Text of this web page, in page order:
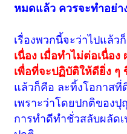
หมดแล้ว ควรจะทำอย่า
เรื่องพวกนี้จะว่าไปแล้วก็
เนื่อง เมื่อทำไม่ต่อเนื่อ
เพื่อที่จะปฏิบัติให้ดียิ่ง ๆ
แล้วก็คือ ละทิ้งโอกาสที่
เพราะว่าโดยปกติของปุ
การทำดีทำชั่วสลับผลัด